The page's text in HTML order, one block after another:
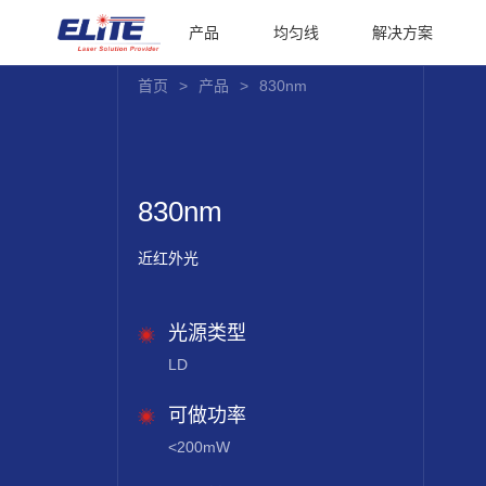
产品 均匀线 解决方案
首页 > 产品 > 830nm
830nm
近红外光
光源类型
LD
可做功率
<200mW